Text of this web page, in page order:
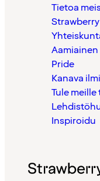
Tietoa
Aamiainen
Pride
Kanava
Tule
Inspiroidu